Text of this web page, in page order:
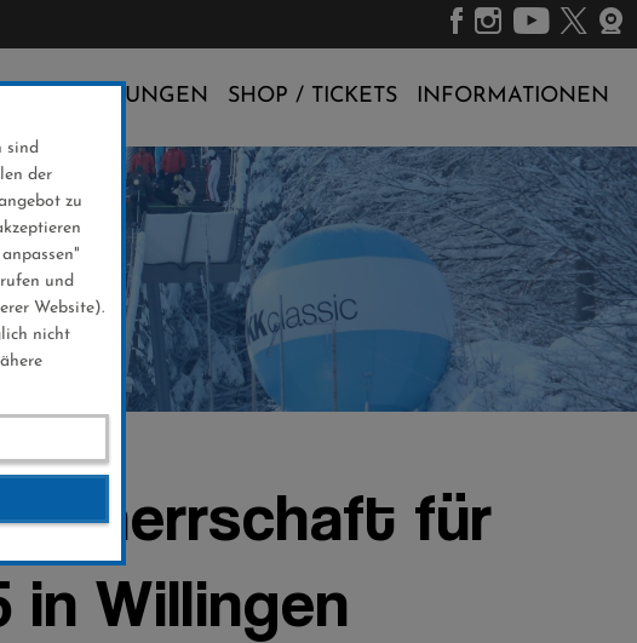
SHOP / TICKETS INFORMATIONEN
für
in Willingen
sind
der
zu
und
Website).
nicht